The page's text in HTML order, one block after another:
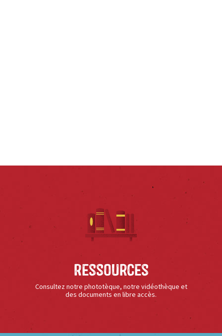
Ressources
Consultez notre phototèque, notre vidéothèque et
des documents en libre accès.